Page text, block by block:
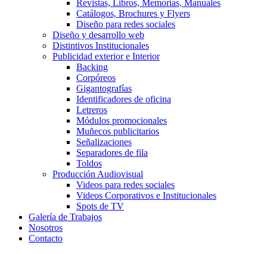
Revistas, Libros, Memorias, Manuales
Catálogos, Brochures y Flyers
Diseño para redes sociales
Diseño y desarrollo web
Distintivos Institucionales
Publicidad exterior e Interior
Backing
Corpóreos
Gigantografías
Identificadores de oficina
Letreros
Módulos promocionales
Muñecos publicitarios
Señalizaciones
Separadores de fila
Toldos
Producción Audiovisual
Videos para redes sociales
Videos Corporativos e Institucionales
Spots de TV
Galería de Trabajos
Nosotros
Contacto